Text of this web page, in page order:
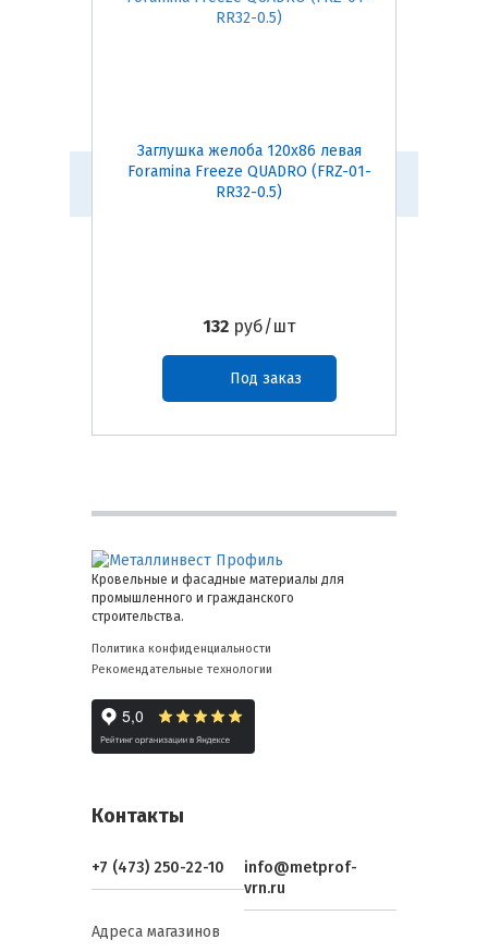
Заглушка желоба 120х86 левая
Foramina Freeze QUADRO (FRZ-01-
RR32-0.5)
132 руб/шт
Под заказ
Кровельные и фасадные материалы для
промышленного и гражданского
строительства.
Политика конфиденциальности
Рекомендательные технологии
Контакты
+7 (473) 250-22-10
info@metprof-
vrn.ru
Адреса магазинов